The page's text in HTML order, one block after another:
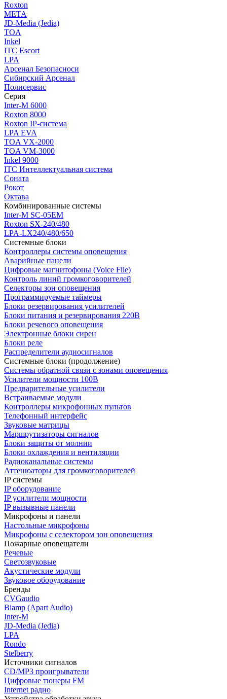
Roxton
МЕТА
JD-Media (Jedia)
TOA
Inkel
ITC Escort
LPA
Арсенал Безопасноси
Сибирский Арсенал
Полисервис
Серия
Inter-M 6000
Roxton 8000
Roxton IP-система
LPA EVA
TOA VX-2000
TOA VM-3000
Inkel 9000
ITC Интеллектуальная система
Соната
Рокот
Октава
Комбинированные системы
Inter-M SC-05EM
Roxton SX-240/480
LPA-LX240/480/650
Системные блоки
Контроллеры системы оповещения
Аварийные панели
Цифровые магнитофоны (Voice File)
Контроль линий громкоговорителей
Селекторы зон оповещения
Программируемые таймеры
Блоки резервирования усилителей
Блоки питания и резервирования 220В
Блоки речевого оповещения
Электронные блоки сирен
Блоки реле
Распределители аудиосигналов
Системные блоки (продолжение)
Системы обратной связи с зонами оповещения
Усилители мощности 100В
Предварительные усилители
Встраиваемые модули
Контроллеры микрофонных пультов
Телефонный интерфейс
Звуковые матрицы
Маршрутизаторы сигналов
Блоки защиты от молнии
Блоки охлаждения и вентиляции
Радиоканальные системы
Аттенюаторы для громкоговорителей
IP системы
IP оборудование
IP усилители мощности
IP вызывные панели
Микрофоны и панели
Настольные микрофоны
Микрофоны с селектором зон оповещения
Пожарные оповещатели
Речевые
Светозвуковые
Акустические модули
Звуковое оборудование
Бренды
CVGaudio
Biamp (Apart Audio)
Inter-M
JD-Media (Jedia)
LPA
Rondo
Stelberry
Источники сигналов
CD/MP3 проигрыватели
Цифровые тюнеры FM
Internet радио